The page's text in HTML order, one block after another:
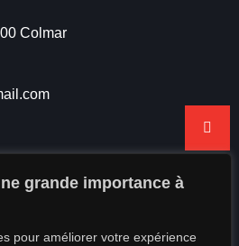
grande importance à
pour améliorer votre expérience
Colmar